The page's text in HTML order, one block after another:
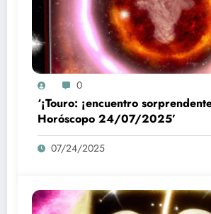
0
‘¡Touro: ¡encuentro
Horóscopo 24/07/2025’
07/24/2025